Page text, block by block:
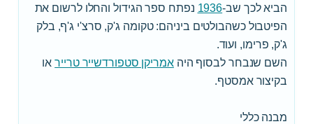
הביא לכך שב-1936 נפתח ספר הגידול והחלו לרשום את
הפיטבול כשהבולטים ביניהם: טקומה ג'ק, סרצ'י ג'ף, בלק
ג'ק, פרימו, ועוד.
השם שנבחר לבסוף היהאמריקן סטפורדשייר טרייראו
בקיצור אמסטף.
מבנה כללי